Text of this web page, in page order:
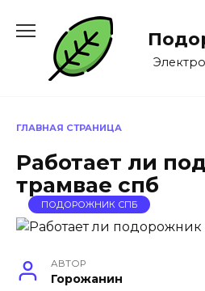
содержанию
ГЛАВНАЯ СТРАНИЦА
Работает ли
трамвае спб
ПОДОРОЖНИК СПБ
АВТОР
Горожанин